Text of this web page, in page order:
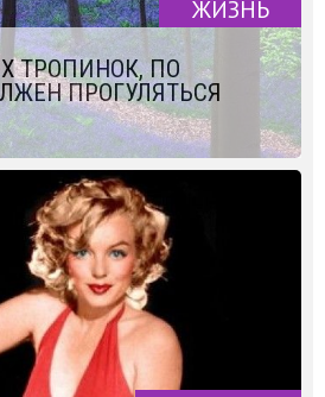
ЖИЗНЬ
ТРОПИНОК, ПО
ПРОГУЛЯТЬСЯ